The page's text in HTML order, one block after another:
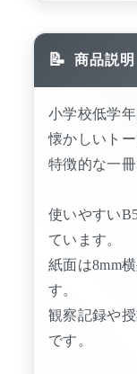
商品説明
小学校低学
懐かしいト
特徴的な一冊
使いやすい
ています。
紙面は8mm
す。
観察記録や
です。